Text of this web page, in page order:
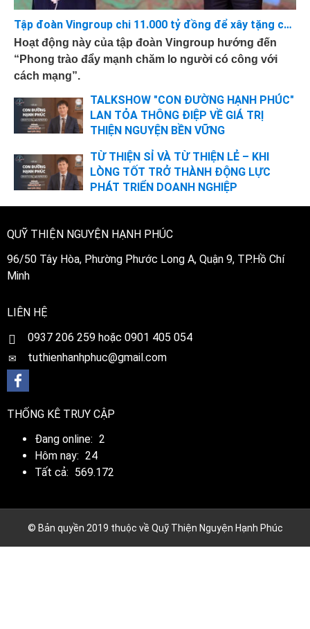
Tập đoàn Vingroup chi 11.000 tỷ đồng để xây tặng các căn nhà 75-100m2 cho những Bà mẹ Việt Nam Anh hùng, Thương Binh hạng 1/4
Hoạt động này của tập đoàn Vingroup hướng đến
“Phong trào đẩy mạnh chăm lo người có công với
cách mạng”.
TALKSHOW "CON ĐƯỜNG HẠNH PHÚC"
LAN TỎA THÔNG ĐIỆP VỀ GIÁ TRỊ
THIỆN NGUYỆN BỀN VỮNG
TỪ THIỆN SỈ VÀ TỪ THIỆN LẺ – KHI
LÒNG TỐT TRỞ THÀNH ĐỘNG LỰC
PHÁT TRIỂN DOANH NGHIỆP
QUỸ THIỆN NGUYỆN HẠNH PHÚC
96/50 Tây Hòa, Phường Phước Long A, Quận 9, TP.Hồ Chí
Minh
LIÊN HỆ
0937 206 259 hoặc 0901 405 054
tuthienhanhphuc@gmail.com
THỐNG KÊ TRUY CẬP
Đang online: 2
Hôm nay: 24
Tất cả: 569.172
© Bản quyền 2019 thuộc về Quỹ Thiện Nguyện Hạnh Phúc